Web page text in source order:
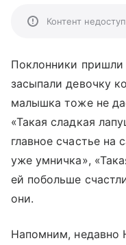
Контент
Поклонники пришли
засыпали девочку
малышка тоже не
«Такая сладкая
главное счастье на
уже умничка»,
ей побольше
они.
Напомним,